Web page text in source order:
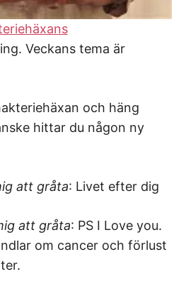
Veckans tema är
och häng
hittar du någon ny
att gråta: Livet efter dig
att gråta: PS I Love you.
om cancer och förlust